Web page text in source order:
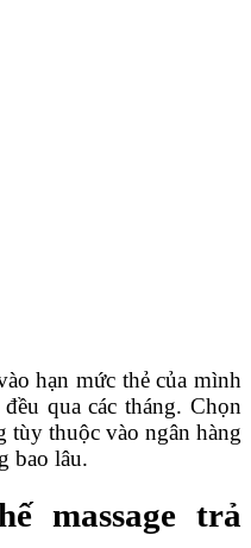
hạn mức thẻ của mình
qua các tháng. Chọn
tùy thuộc vào ngân hàng
bao lâu.
massage trả